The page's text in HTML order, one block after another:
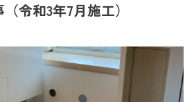
令和3年7月施工）